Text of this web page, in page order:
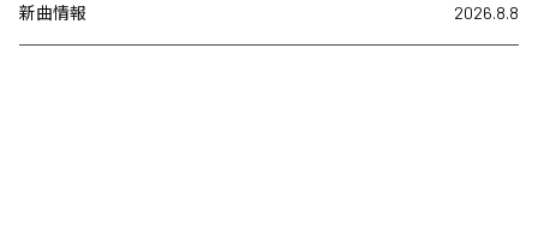
新曲情報 2026.8.8